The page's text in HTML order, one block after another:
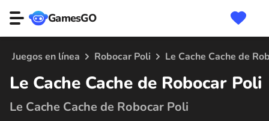
GamesGO
Juegos en línea Robocar Poli Le Cache Cache de
Le Cache Cache de Robocar Poli
Le Cache Cache de Robocar Poli